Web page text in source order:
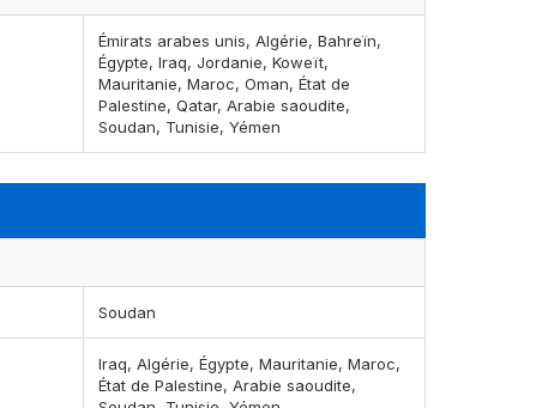
Émirats arabes unis, Algérie, Bahreïn,
Égypte, Iraq, Jordanie, Koweït,
Mauritanie, Maroc, Oman, État de
Palestine, Qatar, Arabie saoudite,
Soudan, Tunisie, Yémen
Soudan
Iraq, Algérie, Égypte, Mauritanie, Maroc,
État de Palestine, Arabie saoudite,